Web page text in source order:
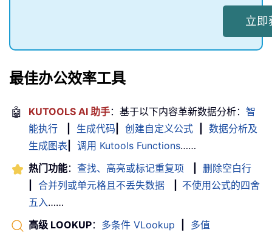
立即
最佳办公效率工具
🤖 KUTOOLS AI 助手：基于以下内容革新数据分析： 智
能执行
生成代码 创建自定义公式
数据分析及
生成图表
调用 Kutools Functions……
热门功能： 查找、高亮或标记重复项
删除空白行
合并列或单元格且不丢失数据
不使用公式的四舍
五入……
高级 LOOKUP： 多条件 VLookup
多值